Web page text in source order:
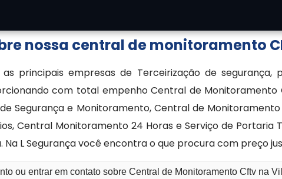
nossa central de monitoramento
principais empresas de Terceirização de segurança,
com total empenho Central de
Segurança e Monitoramento, Central de
Central Monitoramento 24 Horas e Serviço de Portaria
Na L Segurança você encontra o que procura com preço
ou entrar em contato sobre Central de Monitoramento Cftv na